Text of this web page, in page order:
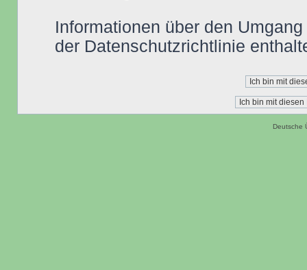
Informationen über den
der Datenschutzrichtlinie
Deutsche